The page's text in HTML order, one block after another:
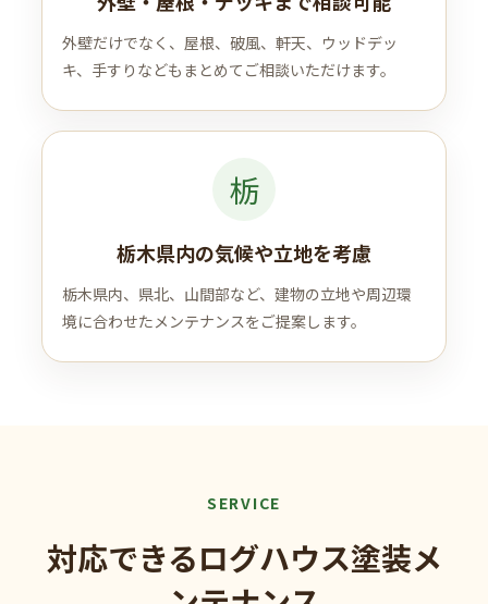
外壁だけでなく、屋根、破風、軒天、ウッドデッ
キ、手すりなどもまとめてご相談いただけます。
栃
栃木県内の気候や立地を考慮
栃木県内、県北、山間部など、建物の立地や周辺環
境に合わせたメンテナンスをご提案します。
SERVICE
対応できるログハウス塗装メ